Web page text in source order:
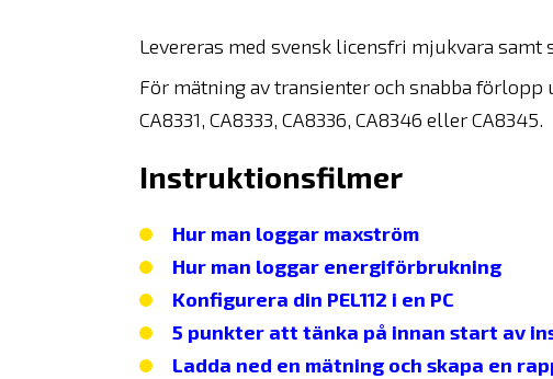
Levereras med svensk licensfri mjukvara samt
För mätning av transienter och snabba
CA8331, CA8333, CA8336, CA8346 eller CA8345.
Instruktionsfilmer
Hur man loggar maxström
Hur man loggar energiförbrukning
Konfigurera din PEL112 i en PC
5 punkter att tänka på innan start av
Ladda ned en mätning och skapa en